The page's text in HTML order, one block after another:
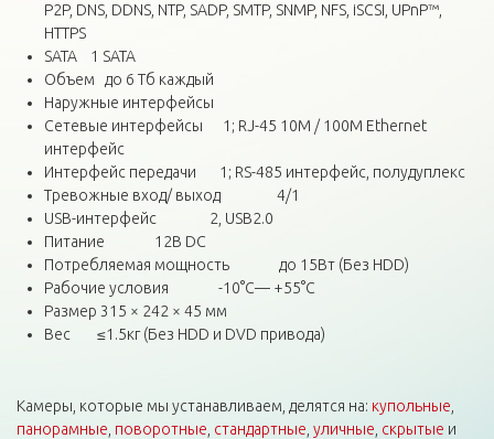
P2P, DNS, DDNS, NTP, SADP, SMTP, SNMP, NFS, iSCSI, UPnP™,
HTTPS
SATA 1 SATA
Объем до 6 Тб каждый
Наружные интерфейсы
Сетевые интерфейсы 1; RJ-45 10M / 100M Ethernet
интерфейс
Интерфейс передачи 1; RS-485 интерфейс, полудуплекс
Тревожные вход/ выход 4/1
USB-интерфейс 2, USB2.0
Питание 12В DC
Потребляемая мощность до 15Вт (Без HDD)
Рабочие условия -10°C— +55°C
Размер 315 × 242 × 45 мм
Вес ≤1.5кг (Без HDD и DVD привода)
Камеры, которые мы устанавливаем, делятся на: купольные
панорамные поворотные стандартные уличные скрытые и